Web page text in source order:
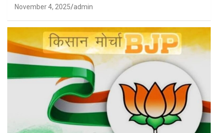
November 4, 2025 admin